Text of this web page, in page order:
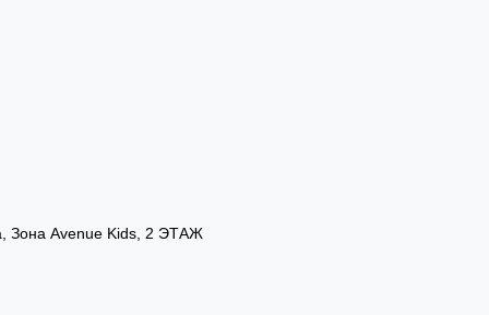
Зона Avenue Kids, 2 ЭТАЖ